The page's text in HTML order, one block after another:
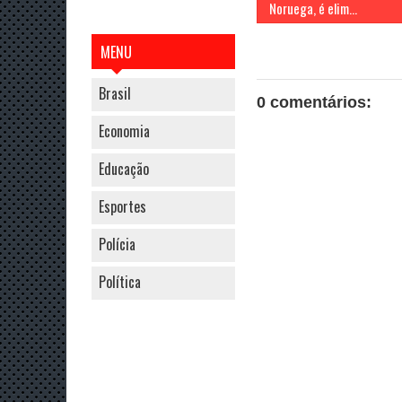
MENU
Brasil
Economia
Educação
Esportes
Polícia
Política
Noruega, é elim...
0 comentários: